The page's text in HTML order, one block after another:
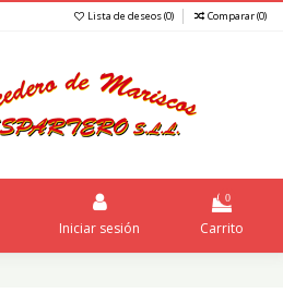
Lista de deseos (0) Comparar (0)
Iniciar sesión
0
Carrito